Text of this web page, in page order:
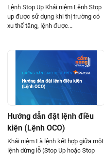
Stop Down)
Lệnh Stop Up Khái niệm Lệnh Stop
up được sử dụng khi thị trường có
xu thế tăng, lệnh được...
Hướng dẫn đặt lệnh điều
kiện (Lệnh OCO)
Khái niệm Là lệnh kết hợp giữa một
lệnh dừng lỗ (Stop Up hoặc Stop